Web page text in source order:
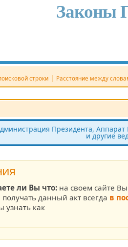
Законы
строки | Расстояние между
без текста
Президента,
и другие
ли Вы что: на своем сайте
получать данный акт всегда в
узнать как